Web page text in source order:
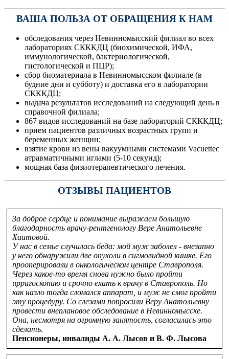
ВАША ПОЛЬЗА ОТ ОБРАЩЕНИЯ К НАМ
обследования через Невинномысский филиал во всех
лабораториях СКККДЦ (биохимической, ИФА,
иммунологической, бактериологической,
гистологической и ПЦР);
сбор биоматериала в Невинномысском филиале (в
будние дни и субботу) и доставка его в лаборатории
СКККДЦ;
выдача результатов исследований на следующий день в
справочной филиала;
867 видов исследований на базе лабораторий СКККДЦ;
прием пациентов различных возрастных групп и
беременных женщин;
взятие крови из вены вакуумными системами Vacuetteс
атравматичными иглами (5-10 секунд);
мощная база физиотерапевтического лечения.
ОТЗЫВЫ ПАЦИЕНТОВ
За доброе сердце и понимание выражаем большую
благодарность врачу-рентгенологу Вере Анатольевне
Хаитовой.
У нас в семье случилась беда: мой муж заболел - внезапно
у него обнаружили две опухоли в сигмовидной кишке. Его
прооперировали в онкологическом центре Ставрополя.
Через какое-то время снова нужно было пройти
ирригоскопию и срочно ехать к врачу в Ставрополь. Но
как назло тогда сломался аппарат, и муж не смог пройти
эту процедуру. Со слезами попросили Веру Анатольевну
провести внеплановое обследование в Невинномысске.
Она, несмотря на огромную занятость, согласилась это
сделать.
Пенсионеры, инвалиды А. А. Лысов и В. Ф. Лысова